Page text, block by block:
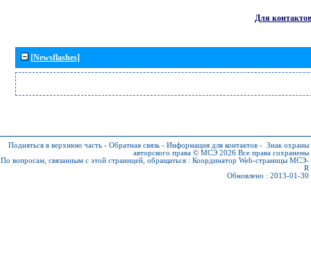
Для контактов
[Newsflashes]
Подняться в верхнюю часть - Обратная связь - Информация для контактов - Знак охраны
авторского права © МСЭ 2026 Все права сохранены
По вопросам, связанным с этой страницей, обращаться : Координатор Web-страницы МСЭ-
R
Обновлено : 2013-01-30